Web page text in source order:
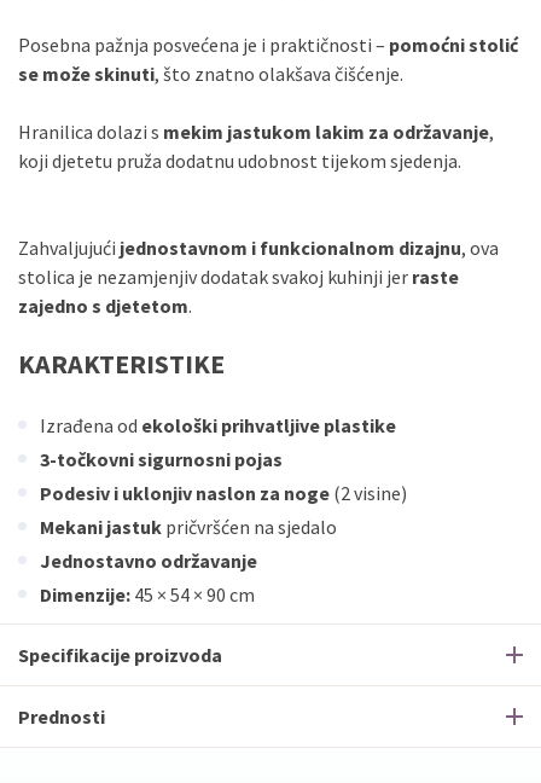
Posebna pažnja posvećena je i praktičnosti – pomoćni stolić
se može skinuti, što znatno olakšava čišćenje.
Hranilica dolazi s mekim jastukom lakim za održavanje,
koji djetetu pruža dodatnu udobnost tijekom sjedenja.
Zahvaljujući jednostavnom i funkcionalnom dizajnu, ova
stolica je nezamjenjiv dodatak svakoj kuhinji jer raste
zajedno s djetetom.
KARAKTERISTIKE
Izrađena od ekološki prihvatljive plastike
3-točkovni sigurnosni pojas
Podesiv i uklonjiv naslon za noge (2 visine)
Mekani jastuk pričvršćen na sjedalo
Jednostavno održavanje
Dimenzije: 45 × 54 × 90 cm
Specifikacije proizvoda
Prednosti